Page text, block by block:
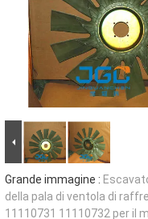
Grande immagine :
della pala di ventola di
11110731 11110732 per il